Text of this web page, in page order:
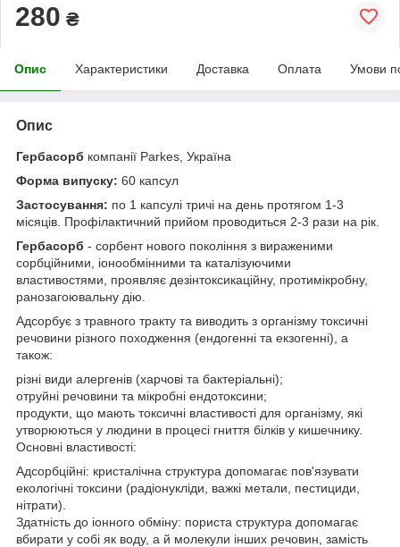
280 ₴
Опис Характеристики Доставка Оплата Умови
Опис
Гербасорб компанії Parkes, Україна
Форма випуску: 60 капсул
Застосування: по 1 капсулі тричі на день протягом 1-3
місяців. Профілактичний прийом проводиться 2-3 рази на рік.
Гербасорб - сорбент нового покоління з вираженими
сорбційними, іонообмінними та каталізуючими
властивостями, проявляє дезінтоксикаційну, протимікробну,
ранозагоювальну дію.
Адсорбує з травного тракту та виводить з організму токсичні
речовини різного походження (ендогенні та екзогенні), а
також:
різні види алергенів (харчові та бактеріальні);
отруйні речовини та мікробні ендотоксини;
продукти, що мають токсичні властивості для організму, які
утворюються у людини в процесі гниття білків у кишечнику.
Основні властивості:
Адсорбційні: кристалічна структура допомагає пов'язувати
екологічні токсини (радіонукліди, важкі метали, пестициди,
нітрати).
Здатність до іонного обміну: пориста структура допомагає
вбирати у собі як воду, а й молекули інших речовин, замість